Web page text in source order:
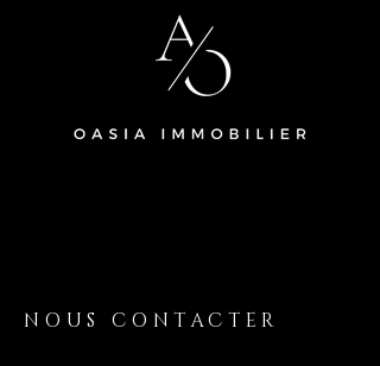
NOUS CONTACTER